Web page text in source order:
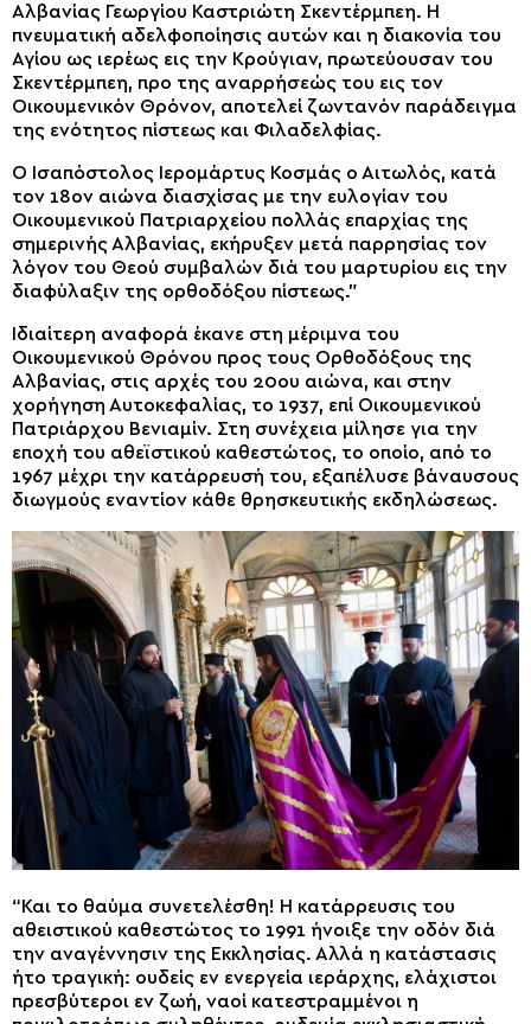
Αλβανίας Γεωργίου Καστριώτη Σκεντέρμπεη. Η
πνευματική αδελφοποίησις αυτών και η διακονία του
Αγίου ως ιερέως εις την Κρούγιαν, πρωτεύουσαν του
Σκεντέρμπεη, προ της αναρρήσεώς του εις τον
Οικουμενικόν Θρόνον, αποτελεί ζωντανόν παράδειγμα
της ενότητος πίστεως και Φιλαδελφίας.
Ο Ισαπόστολος Ιερομάρτυς Κοσμάς ο Αιτωλός, κατά
τον 18ον αιώνα διασχίσας με την ευλογίαν του
Οικουμενικού Πατριαρχείου πολλάς επαρχίας της
σημερινής Αλβανίας, εκήρυξεν μετά παρρησίας τον
λόγον του Θεού συμβαλών διά του μαρτυρίου εις την
διαφύλαξιν της ορθοδόξου πίστεως.”
Ιδιαίτερη αναφορά έκανε στη μέριμνα του
Οικουμενικού Θρόνου προς τους Ορθοδόξους της
Αλβανίας, στις αρχές του 20ου αιώνα, και στην
χορήγηση Αυτοκεφαλίας, το 1937, επί Οικουμενικού
Πατριάρχου Βενιαμίν. Στη συνέχεια μίλησε για την
εποχή του αθεϊστικού καθεστώτος, το οποίο, από το
1967 μέχρι την κατάρρευσή του, εξαπέλυσε βάναυσους
διωγμούς εναντίον κάθε θρησκευτικής εκδηλώσεως.
“Και το θαύμα συνετελέσθη! Η κατάρρευσις του
αθειστικού καθεστώτος το 1991 ήνοιξε την οδόν διά
την αναγέννησιν της Εκκλησίας. Αλλά η κατάστασις
ήτο τραγική: ουδείς εν ενεργεία ιεράρχης, ελάχιστοι
πρεσβύτεροι εν ζωή, ναοί κατεστραμμένοι η